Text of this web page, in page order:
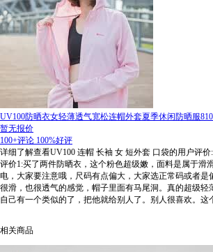
UV100防晒衣女轻薄透气宽松连帽外套夏季休闲防晒服
暂无报价
100+评论 100%好评
详细了解查看UV100 连帽 长袖 女 短外套 口袋的用户评价:
评价1:买了两件防晒衣，这个粉色超级嫩，面料是属于滑
电，大家要注意哦，尺码有点偏大，大家选正常码或者是
很滑，也很透气的感觉，帽子里面有马尾洞。真的超级轻
自己有一个类似的了，把他就给别人了。别人很喜欢。这
相关商品